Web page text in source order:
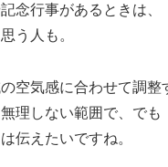
念行事があるときは、
う人も。
空気感に合わせて調整
理しない範囲で、でも
伝えたいですね。